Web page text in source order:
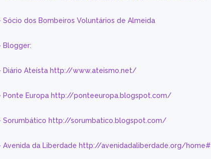
Sócio dos Bombeiros Voluntários de Almeida
Blogger:
Diário Ateísta http://www.ateismo.net/
Ponte Europa http://ponteeuropa.blogspot.com/
Sorumbático http://sorumbatico.blogspot.com/
Avenida da Liberdade http://avenidadaliberdade.org/home#